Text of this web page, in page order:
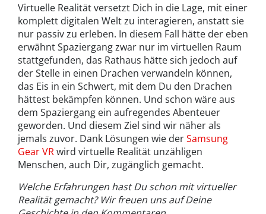
Virtuelle Realität versetzt Dich in die Lage, mit einer
komplett digitalen Welt zu interagieren, anstatt sie
nur passiv zu erleben. In diesem Fall hätte der eben
erwähnt Spaziergang zwar nur im virtuellen Raum
stattgefunden, das Rathaus hätte sich jedoch auf
der Stelle in einen Drachen verwandeln können,
das Eis in ein Schwert, mit dem Du den Drachen
hättest bekämpfen können. Und schon wäre aus
dem Spaziergang ein aufregendes Abenteuer
geworden. Und diesem Ziel sind wir näher als
jemals zuvor. Dank Lösungen wie derSamsung
Gear VRwird virtuelle Realität unzähligen
Menschen, auch Dir, zugänglich gemacht.
Welche Erfahrungen hast Du schon mit virtueller
Realität gemacht? Wir freuen uns auf Deine